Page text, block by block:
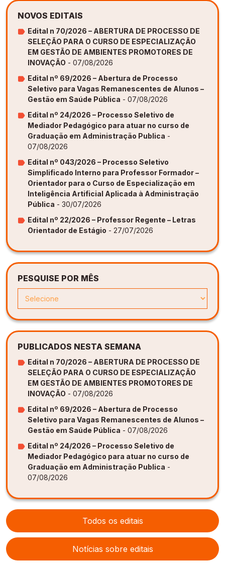
NOVOS EDITAIS
Edital n 70/2026 – ABERTURA DE PROCESSO DE
SELEÇÃO PARA O CURSO DE ESPECIALIZAÇÃO
EM GESTÃO DE AMBIENTES PROMOTORES DE
INOVAÇÃO - 07/08/2026
Edital nº 69/2026 – Abertura de Processo
Seletivo para Vagas Remanescentes de Alunos –
Gestão em Saúde Pública - 07/08/2026
Edital nº 24/2026 – Processo Seletivo de
Mediador Pedagógico para atuar no curso de
Graduação em Administração Publica -
07/08/2026
Edital nº 043/2026 – Processo Seletivo
Simplificado Interno para Professor Formador –
Orientador para o Curso de Especialização em
Inteligência Artificial Aplicada à Administração
Pública - 30/07/2026
Edital nº 22/2026 – Professor Regente – Letras
Orientador de Estágio - 27/07/2026
PESQUISE POR MÊS
PUBLICADOS NESTA SEMANA
Edital n 70/2026 – ABERTURA DE PROCESSO DE
SELEÇÃO PARA O CURSO DE ESPECIALIZAÇÃO
EM GESTÃO DE AMBIENTES PROMOTORES DE
INOVAÇÃO - 07/08/2026
Edital nº 69/2026 – Abertura de Processo
Seletivo para Vagas Remanescentes de Alunos –
Gestão em Saúde Pública - 07/08/2026
Edital nº 24/2026 – Processo Seletivo de
Mediador Pedagógico para atuar no curso de
Graduação em Administração Publica -
07/08/2026
Todos os editais
Notícias sobre editais